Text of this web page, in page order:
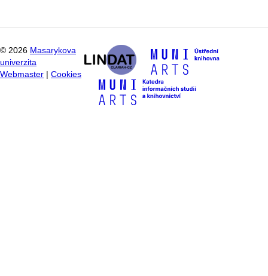
© 2026 Masarykova
univerzita
Webmaster
Cookies